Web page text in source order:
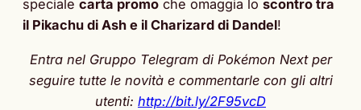
speciale carta promo che omaggia lo scontro tra
il Pikachu di Ash e il Charizard di Dandel!
Entra nel Gruppo Telegram di Pokémon Next per
seguire tutte le novità e commentarle con gli altri
utenti: http://bit.ly/2F95vcD